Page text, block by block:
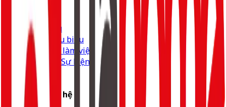
Về YaHome
Giới thiệu
Dự án tiêu biểu
Quy trình làm việc
Tin tức & Sự kiện
Liên hệ
Thông tin liên hệ